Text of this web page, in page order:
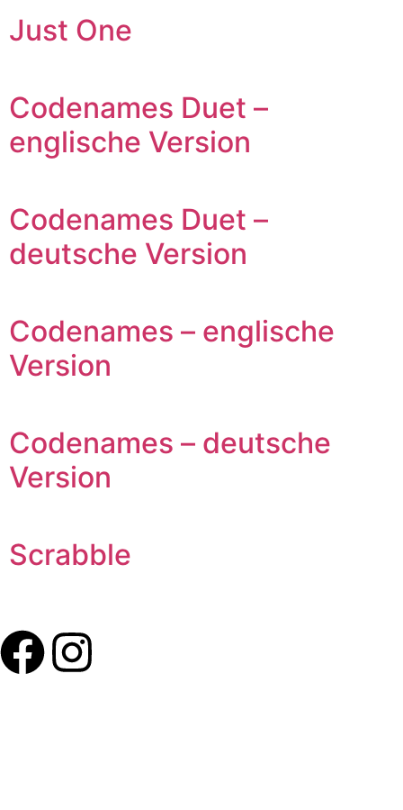
Just One
Codenames Duet –
englische Version
Codenames Duet –
deutsche Version
Codenames – englische
Version
Codenames – deutsche
Version
Scrabble